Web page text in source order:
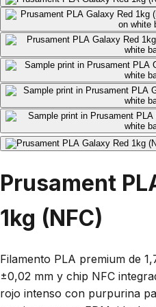
Prusament
1kg (NFC)
Filamento PLA premium de
±0,02 mm y chip NFC
rojo intenso con purpurina